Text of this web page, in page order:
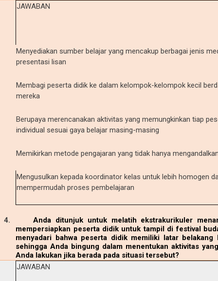
JAWABAN
Menyediakan sumber belajar yang mencakup berbagai jenis
presentasi lisan
Membagi peserta didik ke dalam kelompok-kelompok kecil
mereka
Berupaya merencanakan aktivitas yang memungkinkan tiap
individual sesuai gaya belajar masing-masing
Memikirkan metode pengajaran yang tidak hanya
Mengusulkan kepada koordinator kelas untuk lebih homogen
mempermudah proses pembelajaran
4.
Anda ditunjuk untuk melatih ekstrakurikuler
mempersiapkan peserta didik untuk tampil di festival
menyadari bahwa peserta didik memiliki latar belakang
sehingga Anda bingung dalam menentukan aktivitas
Anda lakukan jika berada pada situasi tersebut?
JAWABAN